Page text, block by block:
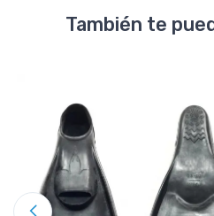
También te